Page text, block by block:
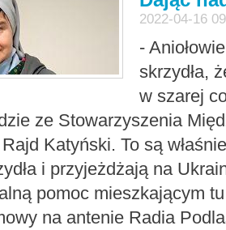
2022-04-16
-
skrzydła,
w szarej
ze Stowarzyszenia
Katyński. To są
i przyjeżdżają na
pomoc mieszkającym
na antenie Radia